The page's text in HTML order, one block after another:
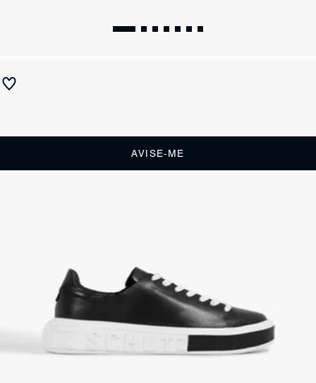
AVISE-ME
SCHUTZ! O resultado é um modelo que foge do comum, mas não
perde em versatilidade: acompanha produções moderninhas com
vestidos, saias, jeans e até mesmo peças de alfaiataria - inclusive na
balada! Aposte!